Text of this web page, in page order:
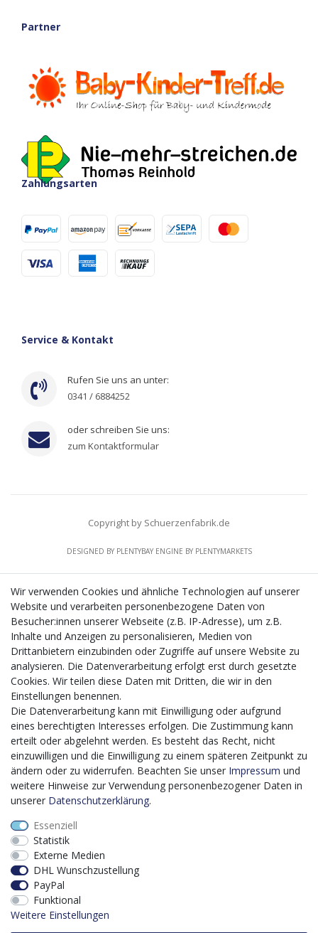
Partner
Zahlungsarten
Service & Kontakt
Rufen Sie uns an unter:
0341 / 6884252
oder schreiben Sie uns:
zum Kontaktformular
Copyright by Schuerzenfabrik.de
DESIGNED BY PLENTYBAYENGINE BY PLENTYMARKETS
CMS-Softwaresystems zur digitalen Optimierung
von Geschäftsprozessen
Mit dem vorgenannten Projekt, welches im Zeitraum vom
20.12.2023 bis zum 29.02.2024 im Rahmen des
Förderprogrammes Digitalisierung Zuschuss EFRE 2021
bis 2027 umgesetzt wird, möchten wir in die Anschaffung
eines Content-Management-Systems (CMS-
Softwaresystem) investieren, um unseren Online-Shop
künftig selbst verwalten zu können. Diese Software dient
der effizienteren gemeinschaftlichen Erstellung,
Bearbeitung, Organisation und Darstellung digitaler
Inhalte (Content) in unserem Unternehmen. Dies ist
insbesondere für den Vertrieb von Bedeutung. Bisher
Software digitalisiert werden was zu einer enormen
Zeitersparnis führt.
Dieses Vorhaben wird kofinanziert von der Europäischen
Union mithilfe von EFRE-Mitteln sowie durch Steuermittel
auf der Grundlage des vom Sächsischen Landtag
beschlossenen Haushaltes.
Wir verwenden Cookies und ähnliche Technologien auf unserer
Website und verarbeiten personenbezogene Daten von
Besucher:innen unserer Webseite (z.B. IP-Adresse), um z.B.
Inhalte und Anzeigen zu personalisieren, Medien von
Drittanbietern einzubinden oder Zugriffe auf unsere Website zu
analysieren. Die Datenverarbeitung erfolgt erst durch gesetzte
Cookies. Wir teilen diese Daten mit Dritten, die wir in den
Einstellungen benennen.
Die Datenverarbeitung kann mit Einwilligung oder aufgrund
eines berechtigten Interesses erfolgen. Die Zustimmung kann
erteilt oder abgelehnt werden. Es besteht das Recht, nicht
einzuwilligen und die Einwilligung zu einem späteren Zeitpunkt zu
ändern oder zu widerrufen. Beachten Sie unser Impressum und
weitere Hinweise zur Verwendung personenbezogener Daten in
unserer Daten­schutz­erklärung.
Essenziell
Statistik
Externe Medien
DHL Wunschzustellung
PayPal
Funktional
Weitere Einstellungen